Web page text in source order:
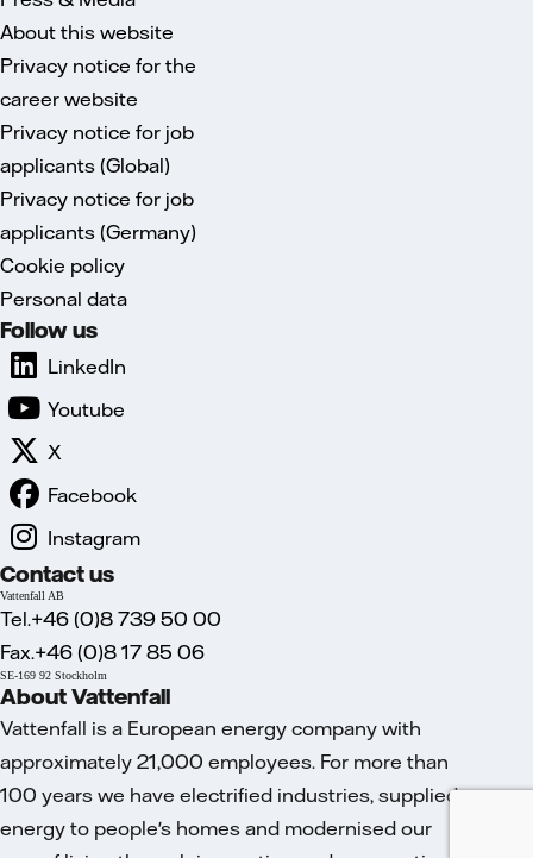
About this website
Privacy notice for the
career website
Privacy notice for job
applicants (Global)
Privacy notice for job
applicants (Germany)
Cookie policy
Personal data
Follow us
LinkedIn
Youtube
X
Facebook
Instagram
Contact us
Vattenfall AB
Tel.+46 (0)8 739 50 00
Fax.+46 (0)8 17 85 06
SE-169 92 Stockholm
About Vattenfall
Vattenfall is a European energy company with
approximately 21,000 employees. For more than
100 years we have electrified industries, supplied
energy to people's homes and modernised our